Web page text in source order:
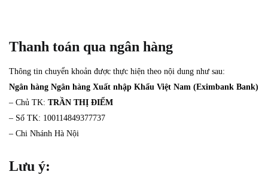
Thanh toán qua ngân hàng
Thông tin chuyển khoản được thực hiện theo nội dung như sau:
Ngân hàng Ngân hàng Xuất nhập Khẩu Việt Nam (Eximbank Bank)
– Chủ TK: TRẦN THỊ ĐIỂM
– Số TK: 100114849377737
– Chi Nhánh Hà Nội
Lưu ý: